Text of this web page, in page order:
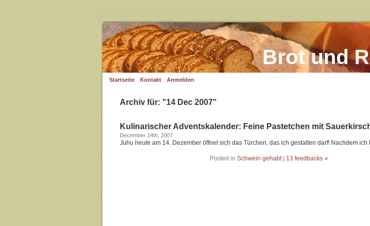
Brot und
Startseite Kontakt Anmelden
Archiv für: "14 Dec 2007"
Kulinarischer Adventskalender: Feine Pastetchen mit
December 14th, 2007
Juhu heute am 14. Dezember öffnet sich das Türchen, das ich gestalten darf! Nachdem ich
Posted in Schwein gehabt| 13 feedbacks »